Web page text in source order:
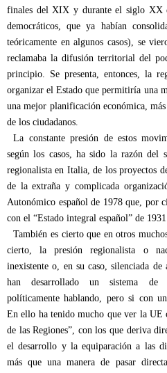
finales del XIX y durante el siglo XX
democráticos, que ya habían
teóricamente en algunos casos), se
reclamaba la difusión territorial del
principio. Se presenta, entonces, la
organizar el Estado que permitiría una
una mejor planificación económica, más
de los ciudadanos.
La constante presión de estos
según los casos, ha sido la razón del
regionalista en Italia, de los proyectos
de la extraña y complicada
Autonómico español de 1978 que, por
con el “Estado integral español” de 1931.
También es cierto que en otros
cierto, la presión regionalista o
inexistente o, en su caso, silenciada de
han desarrollado un sistema de
políticamente hablando, pero si con
En ello ha tenido mucho que ver la UE
de las Regiones”, con los que deriva
el desarrollo y la equiparación a las
más que una manera de pasar